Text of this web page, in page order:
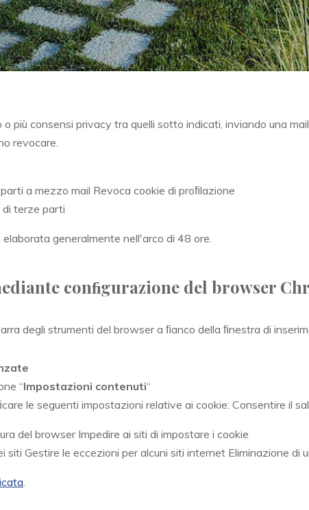
più consensi privacy tra quelli sotto indicati, inviando una
revocare.
a mezzo mail Revoca cookie di proﬁlazione
di terze parti
generalmente nell'arco di 48 ore.
conﬁgurazione del browser
degli strumenti del browser a ﬁanco della ﬁnestra di
“Impostazioni contenuti“
le seguenti impostazioni relative ai cookie: Consentire il
del browser Impedire ai siti di impostare i cookie
siti Gestire le eccezioni per alcuni siti internet Eliminazione di
.